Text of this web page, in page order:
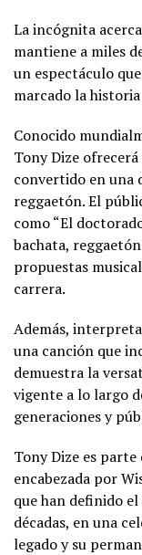
La incógnita
mantiene a miles
un espectáculo
marcado la
Conocido
Tony Dize
convertido en una
reggaetón. El
como “El
bachata,
propuestas
carrera.
Además,
una canción que
demuestra la
vigente a lo largo
generaciones y
Tony Dize es
encabezada por
que han definido
décadas, en una
legado y su